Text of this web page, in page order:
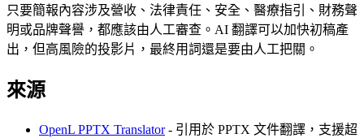
只要簡報內容涉及營收、法律責任、安全、醫療指引、財務聲
明或品牌聲譽，都應該由人工審查。AI 翻譯可以加快初稿產
出，但高風險的投影片，最終用詞還是要由人工把關。
來源
OpenL PPTX Translator- 引用於 PPTX 文件翻譯，支援超